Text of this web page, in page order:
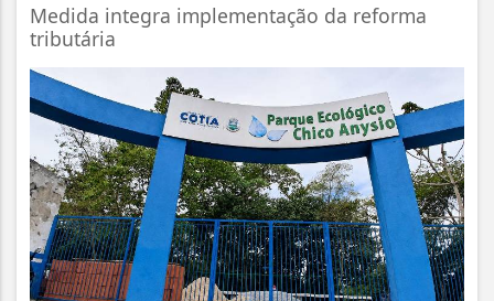
Medida integra implementação da reforma
tributária